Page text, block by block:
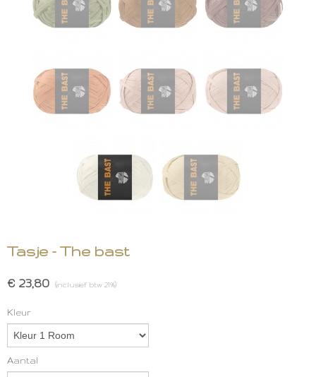
Tasje - The bast
€ 23,80 (inclusief btw 21%)
Kleur
Aantal